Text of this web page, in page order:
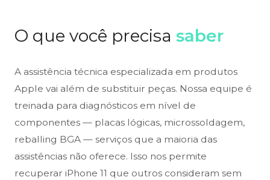
O que você precisa saber
A assistência técnica especializada em produtos
Apple vai além de substituir peças. Nossa equipe é
treinada para diagnósticos em nível de
componentes — placas lógicas, microssoldagem,
reballing BGA — serviços que a maioria das
assistências não oferece. Isso nos permite
recuperar iPhone 11 que outros consideram sem